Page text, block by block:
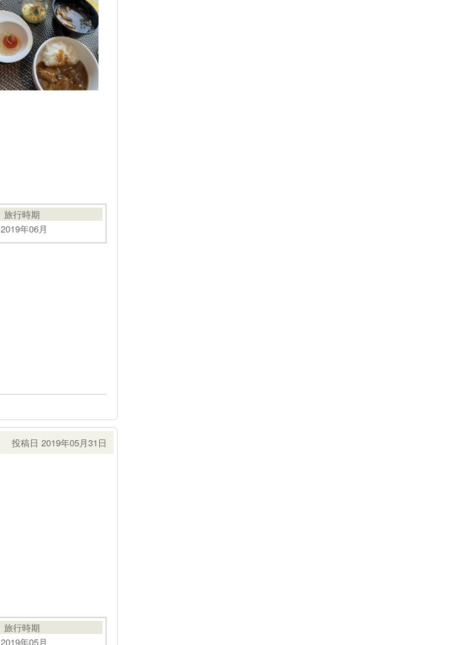
旅行時期
2019年06月
投稿日 2019年05月31日
旅行時期
2019年05月